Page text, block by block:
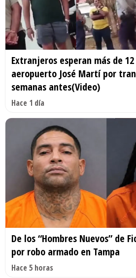
Extranjeros esperan más de
aeropuerto José Martí por
semanas antes(Video)
Hace 1 día
De los “Hombres Nuevos” de
por robo armado en Tampa
Hace 5 horas